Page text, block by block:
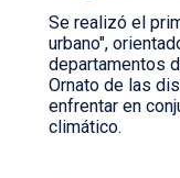
Se realizó el
urbano",
departamentos
Ornato de las
enfrentar en
climático.